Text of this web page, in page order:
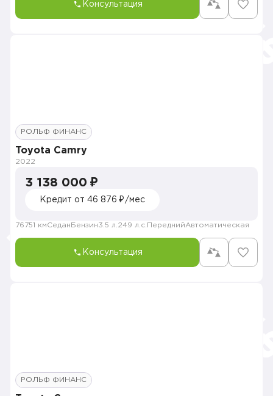
Консультация
РОЛЬФ ФИНАНС
Toyota Camry
2022
3 138 000 ₽
Кредит от 46 876 ₽/мес
76751 кмСедан Бензин3.5 л. 249 л.с. ПереднийАвтоматическая
Консультация
РОЛЬФ ФИНАНС